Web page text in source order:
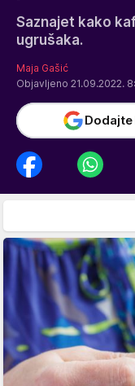
Saznajet kako
ugrušaka.
Maja Gašić
Objavljeno 21.09.2022.